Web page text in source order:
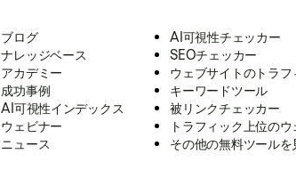
ブログ
ナレッジベース
アカデミー
成功事例
AI可視性インデックス
ウェビナー
ニュース
AI可視性チェッカー
SEOチェッカー
ウェブサイトのトラ
キーワードツール
被リンクチェッカー
トラフィック上位の
その他の無料ツールを